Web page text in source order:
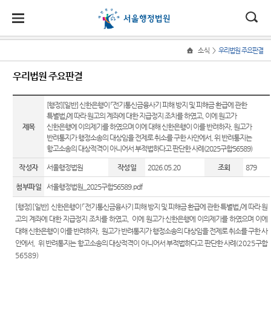
법원
소개
법원장
인사말
조직 및
전화번
호
재판개
정 및 법
정안내
관할구
소식
새소식
우리법
원 주요
이달의
화제판
결
실무책
자소개
포토뉴
스
민원
민원안
법률상
담안내
자주묻
는질문
유관기
관안내
장애인·
외국인
등 지원
정보
사건검
판결서
사본 제
공신청
판결서
인터넷
열람
각급법
원안내
소통
법원에
바란다
부조리
신고센
법원견
학
정보공
개
소식 > 우리법원 주요판결
우리법원 주요판결
제목
[행정][일반] 신한은행이 「전기통신금융사기 피해 방지 및 피해금 환급에 관한
특별법」에 따라 원고의 계좌에 대한 지급정지 조치를 하였고, 이에 원고가
신한은행에 이의제기를 하였으며 이에 대해 신한은행이 이를 반려하자, 원고가
반려통지가 행정소송의 대상임을 전제로 취소를 구한 사안에서, 위 반려통지는
항고소송의 대상적격이 아니어서 부적법하다고 판단한 사례(2025구합56589)
작성자 서울행정법원 작성일 2026.05.20 조회 879
첨부파일 서울행정법원_2025구합56589.pdf
[행정] [일반]신한은행이「전기통신금융사기 피해 방지 및 피해금 환급에 관한 특별법 」에 따라 원
고의 계좌에 대한 지급정지 조치를 하였고, 이에 원고가 신한은행에 이의제기를 하였으며 이에
대해 신한은행이 이를 반려하자,원고가 반려통지가 행정소송의 대상임을 전제로 취소를 구한 사
안에서
위 반려통지는 항고소송의 대상적격이 아니어서 부적법하다고 판단한 사례 (2025구합
56589)
원
통